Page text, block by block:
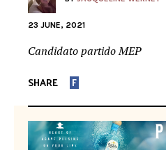
23 JUNE, 2021
Candidato partido MEP
SHARE F